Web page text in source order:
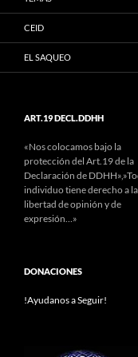
CEID
EL SAQUEO
ART.19 DECL.DDHH
«Nos colocamos bajo la
protección del Art.19 de la
Declaración de
individuo tiene derecho a la
libertad de opinión y de
expresión…»
DONACIONES
!Ayudanos a Seguir!